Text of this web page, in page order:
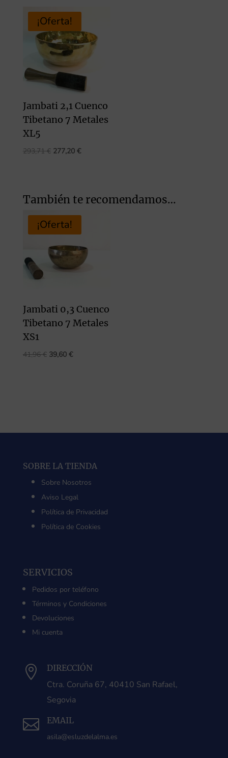
era:
139,86 €.132,00 €.
¡Oferta!
Jambati 2,1 Cuenco
Tibetano 7 Metales
XL5
293,71€ El
293,71 €.
277,20 €El
277,20 €.
También te recomendamos…
¡Oferta!
Jambati 0,3 Cuenco
Tibetano 7 Metales
XS1
41,96€ El
39,60 €El
SOBRE LA TIENDA
Sobre Nosotros
Aviso Legal
Política de Privacidad
Política de Cookies
SERVICIOS
Pedidos por teléfono
Términos y Condiciones
Devoluciones
Mi cuenta
 DIRECCIÓN
Ctra. Coruña 67, 40410 San Rafael,
Segovia
 EMAIL
asila@esluzdelalma.es